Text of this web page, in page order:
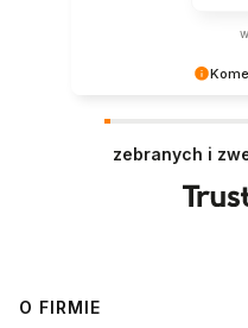
zebranych i
Linki w stopce
O FIRMIE